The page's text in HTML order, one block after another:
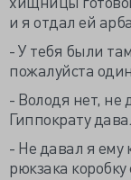
и я отдал ей
- У тебя были
пожалуйста
- Володя нет, не
Гиппократу
- Не давал я ему
рюкзака